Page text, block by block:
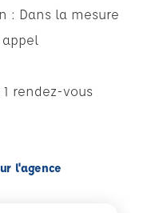
: Dans la mesure
appel
rendez-vous
l'agence